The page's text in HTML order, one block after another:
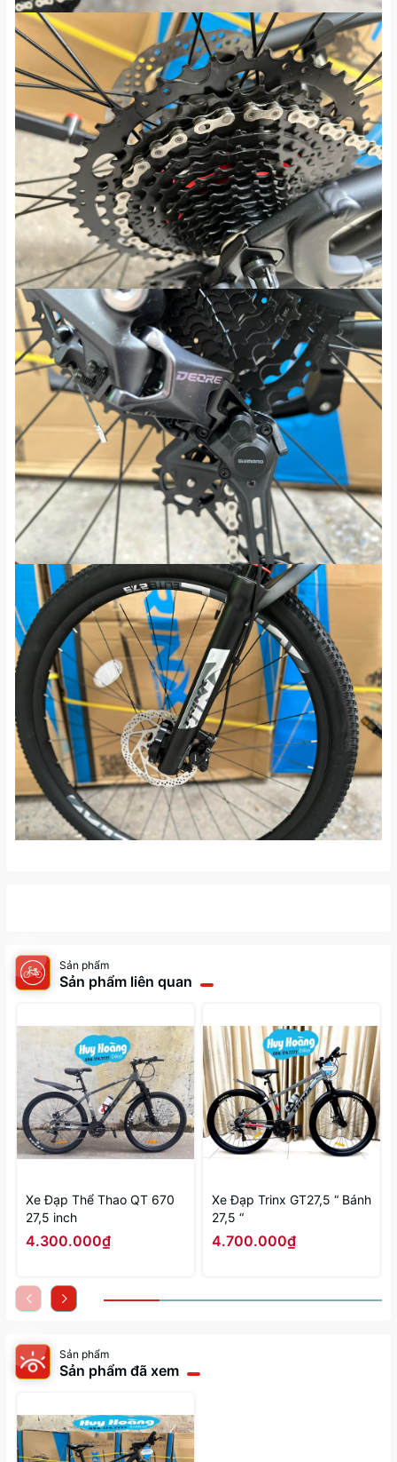
Sản phẩm
Sản phẩm liên quan
Xe Đạp Thể Thao QT 670
27,5 inch
4.300.000₫
Xe Đạp Trinx GT27,5 “ Bánh
27,5 “
4.700.000₫
Sản phẩm
Sản phẩm đã xem